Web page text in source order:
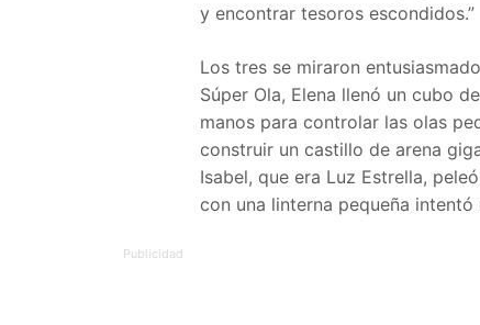
y encontrar tesoros escondidos.”
Los tres se miraron
Súper Ola, Elena llenó un cubo
manos para controlar las olas
construir un castillo de arena
Isabel, que era Luz Estrella,
con una linterna pequeña